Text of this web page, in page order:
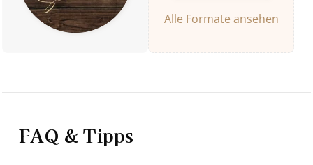
Alle Formate ansehen
FAQ & Tipps